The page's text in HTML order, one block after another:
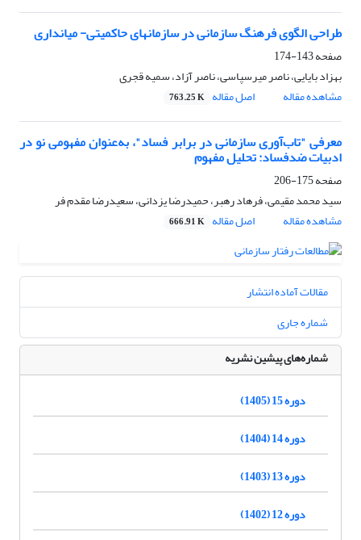
طراحی الگوی فرهنگ سازمانی در سازمانهای حاکمیتی- میانداری
صفحه143-174
بهزاد بایایی، ناصر میرسپاسی، ناصر آزاد، سمیه قجری
مشاهده مقاله
اصل مقاله 763.25 K
معرفی "تاب‌آوری سازمانی در برابر فساد"، به‌عنوان مفهومی نو در
ادبیات ضدفساد: تحلیل مفهوم
صفحه175-206
سید محمد مقیمی، فرهاد رهبر، حمیدرضا یزدانی، سعیدرضا مقدم فر
مشاهده مقاله
اصل مقاله 666.91 K
مقالات آماده انتشار
شماره جاری
شماره‌های پیشین نشریه
دوره 15 (1405)
دوره 14 (1404)
دوره 13 (1403)
دوره 12 (1402)